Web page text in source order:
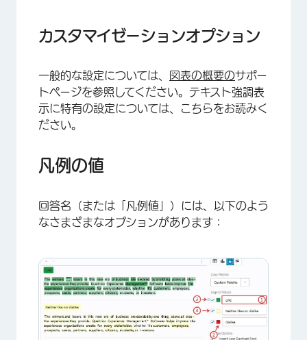
カスタマイゼーションオプション
一般的な設定については、 図表の概要のサポー
トページを参照してください。テキスト強調表
示に特有の設定については、こちらをお読みく
ださい。
凡例の値
回答名（または「凡例値」）には、以下のよう
なさまざまなオプションがあります：